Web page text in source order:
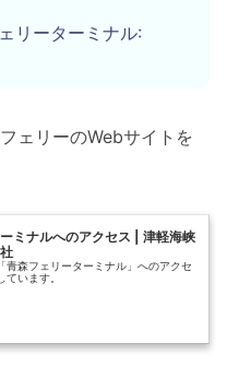
リーターミナル:
ェリーのWebサイトを
ミナルへのアクセス | 津軽海峡
青森フェリーターミナル」へのアクセ
ています。